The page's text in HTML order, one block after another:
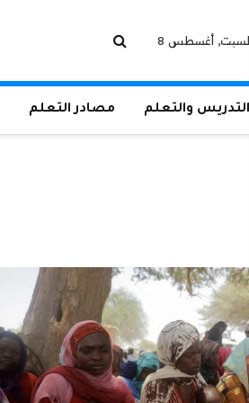
أغسطس 8
التدريس والتعلم مصادر التعلم